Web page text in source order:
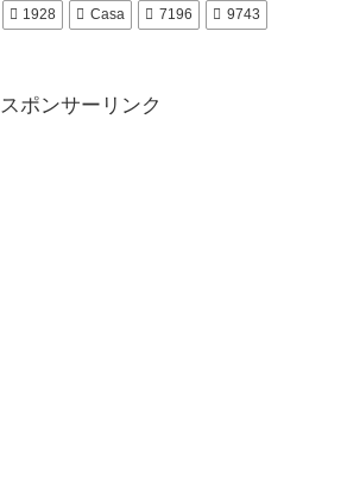
1928 Casa 7196 9743
スポンサーリンク